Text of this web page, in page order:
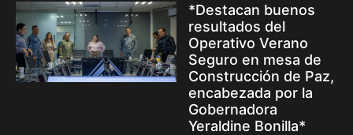
*Destacan buenos
resultados del
Operativo Verano
Seguro en mesa de
Construcción de Paz,
encabezada por la
Gobernadora
Yeraldine Bonilla*